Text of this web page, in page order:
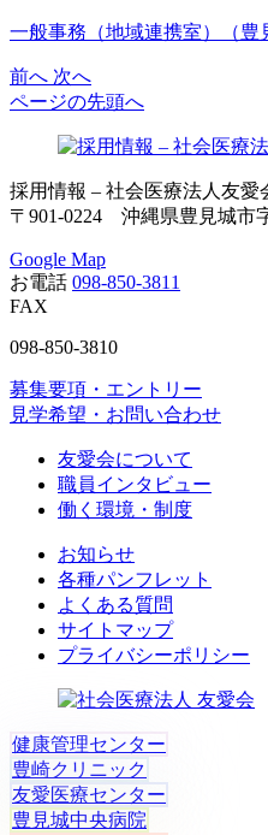
一般事務（地域連携室）（豊
前へ 次へ
ページの先頭へ
採用情報 – 社会医療法人友愛
〒901-0224 沖縄県豊見城市
Google Map
お電話 098-850-3811
FAX
098-850-3810
募集要項・エントリー
見学希望・お問い合わせ
友愛会について
職員インタビュー
働く環境・制度
お知らせ
各種パンフレット
よくある質問
サイトマップ
プライバシーポリシー
健康管理センター
豊崎クリニック
友愛医療センター
豊見城中央病院